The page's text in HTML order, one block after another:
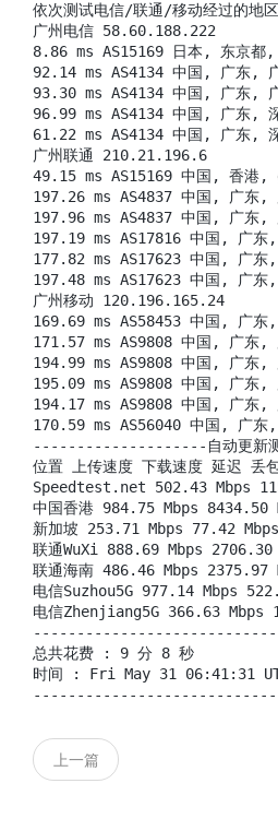
依次测试电信/联通/移动经过的
广州电信 58.60.188.222
8.86 ms AS15169 日本, 东京
92.14 ms AS4134 中国, 广东,
93.30 ms AS4134 中国, 广东,
96.99 ms AS4134 中国, 广东,
61.22 ms AS4134 中国, 广东,
广州联通 210.21.196.6
49.15 ms AS15169 中国, 香港,
197.26 ms AS4837 中国, 广东
197.96 ms AS4837 中国, 广东
197.19 ms AS17816 中国, 广
177.82 ms AS17623 中国, 广
197.48 ms AS17623 中国, 广
广州移动 120.196.165.24
169.69 ms AS58453 中国, 广
171.57 ms AS9808 中国, 广
194.99 ms AS9808 中国, 广
195.09 ms AS9808 中国, 广
194.17 ms AS9808 中国, 广
170.59 ms AS56040 中国, 广
--------------------自动更新
位置 上传速度 下载速度 延迟 丢
Speedtest.net 502.43 Mbps
中国香港 984.75 Mbps 8434.50
新加坡 253.71 Mbps 77.42
联通WuXi 888.69 Mbps
联通海南 486.46 Mbps 2375.97
电信Suzhou5G 977.14 Mbps
电信Zhenjiang5G 366.63 Mbps
总共花费 : 9 分 8 秒
时间 : Fri May 31 06:41:31
上一篇